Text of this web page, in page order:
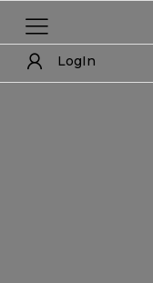
LogIn
LogIn